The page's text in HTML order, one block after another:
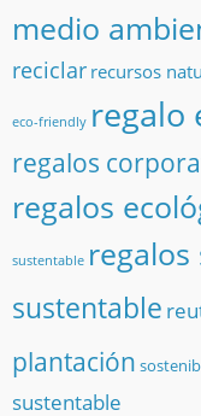
medio
reciclar recursos
eco-friendly regalo
regalos
regalos
sustentable
sustentable
plantación
sustentable